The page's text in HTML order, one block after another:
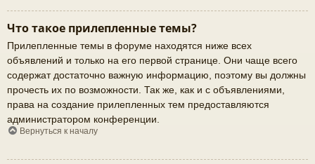
Что такое прилепленные темы?
Прилепленные темы в форуме находятся ниже всех
объявлений и только на его первой странице. Они чаще всего
содержат достаточно важную информацию, поэтому вы должны
прочесть их по возможности. Так же, как и с объявлениями,
права на создание прилепленных тем предоставляются
администратором конференции.
Вернуться к началу